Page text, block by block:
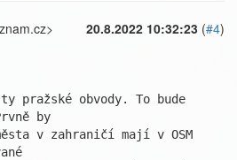
20.8.2022 10:32:23 (#4)
pražské obvody. To bude
by
v zahraničí mají v OSM